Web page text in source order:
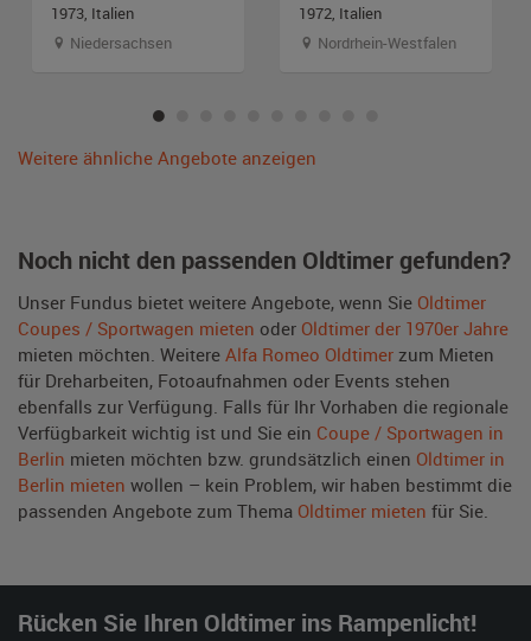
1973, Italien
Niedersachsen
1972, Italien
Nordrhein-Westfalen
Weitere ähnliche Angebote anzeigen
Noch nicht den passenden Oldtimer gefunden?
Unser Fundus bietet weitere Angebote, wenn Sie Oldtimer
Coupes / Sportwagen mieten oder Oldtimer der 1970er Jahre
mieten möchten. Weitere Alfa Romeo Oldtimer zum Mieten
für Dreharbeiten, Fotoaufnahmen oder Events stehen
ebenfalls zur Verfügung. Falls für Ihr Vorhaben die regionale
Verfügbarkeit wichtig ist und Sie ein Coupe / Sportwagen in
Berlin mieten möchten bzw. grundsätzlich einen Oldtimer in
Berlin mieten wollen – kein Problem, wir haben bestimmt die
passenden Angebote zum Thema Oldtimer mieten für Sie.
Rücken Sie Ihren Oldtimer ins Rampenlicht!